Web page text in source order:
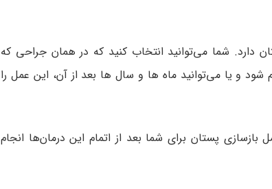
شما می‌توانید انتخاب کنید که در همان جراحی که
و یا می‌توانید ماه ها و سال‌ ها بعد از آن، این عمل را
بازسازی پستان برای شما بعد از اتمام این درمان‌ها انجام